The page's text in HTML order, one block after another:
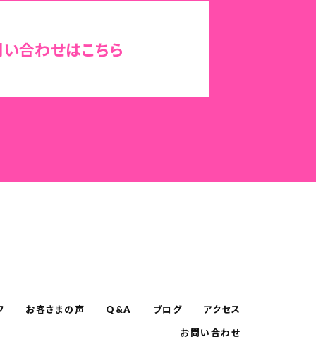
合わせはこちら
お客さまの声 Q&A ブログ アクセス
お問い合わせ